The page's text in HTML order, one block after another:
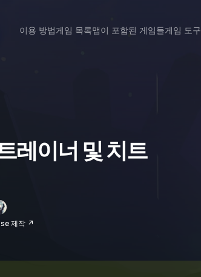
이용 방법게임 목록맵이 포함된 게임들게임 도구
레이너 및 치트
제작 ↗